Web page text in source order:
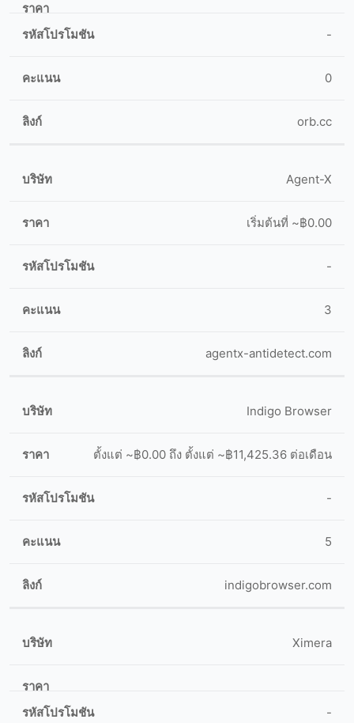
-
0
orb.cc
Agent-X
เริ่มต้นที่ ~฿0.00
-
3
agentx-antidetect.com
Indigo Browser
ตั้งแต่ ~฿0.00 ถึง ตั้งแต่ ~฿11,425.36 ต่อเดือน
-
5
indigobrowser.com
Ximera
-